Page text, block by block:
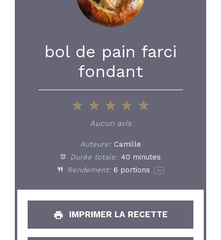
bol de pain farci
fondant
5
4
3
Stars
2
Stars
1
Star
Aucun avis
Auteure: Camille
Durée totale: 40 minutes
Rendement: 6 portions 1x
IMPRIMER LA RECETTE